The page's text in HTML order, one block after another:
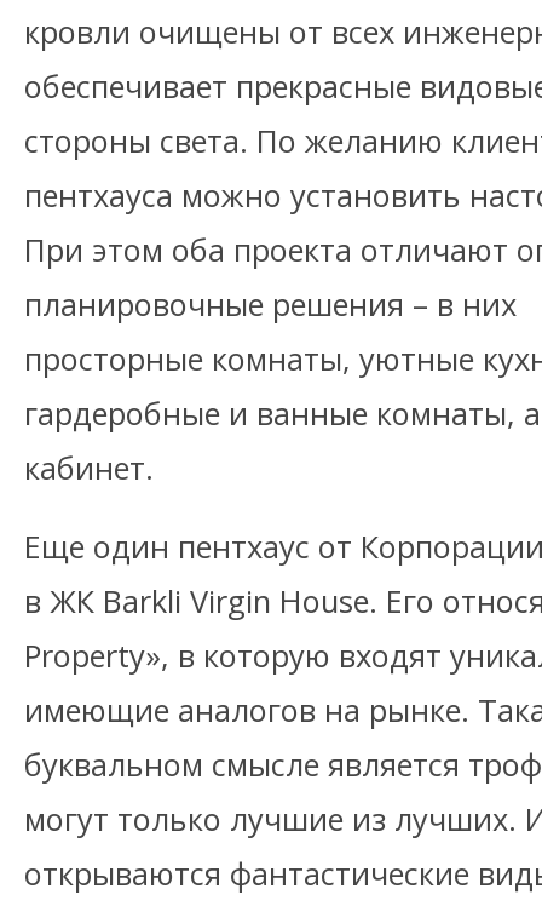
кровли очищены от всех
обеспечивает прекрасные
стороны света. По желанию
пентхауса можно установить
При этом оба проекта отличают
планировочные решения – в них
просторные комнаты, уютные
гардеробные и ванные комнаты,
кабинет.
Еще один пентхаус от
в ЖК Barkli Virgin House. Его
Property», в которую входят
имеющие аналогов на рынке.
буквальном смысле является
могут только лучшие из лучших.
открываются фантастические